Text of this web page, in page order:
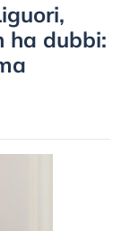
ha dubbi: